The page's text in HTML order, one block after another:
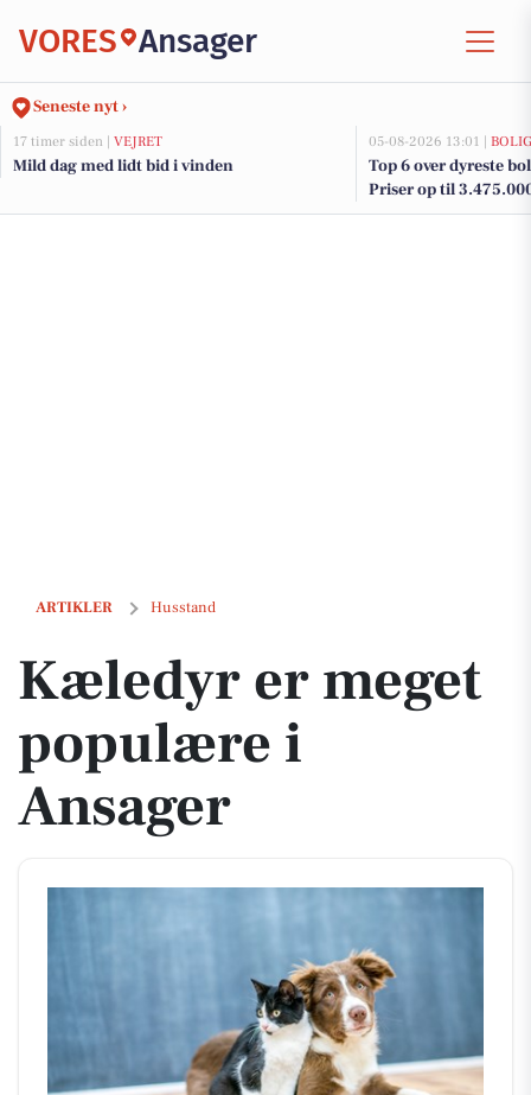
VORES Ansager
Seneste nyt ›
17 timer siden | VEJRET
Mild dag med lidt bid i vinden
05-08-2026 13:01 |
Top 6 over dyreste
Priser op til
ARTIKLER Husstand
Kæledyr er meget populære i Ansager
Kæledyr er meget
populære i
Ansager